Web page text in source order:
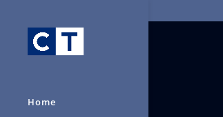
Home